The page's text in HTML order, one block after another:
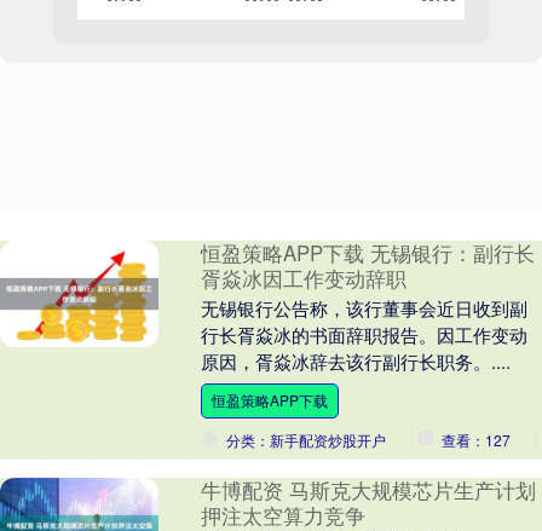
恒盈策略APP下载 无锡银行：副行长
胥焱冰因工作变动辞职
无锡银行公告称，该行董事会近日收到副
行长胥焱冰的书面辞职报告。因工作变动
原因，胥焱冰辞去该行副行长职务。....
恒盈策略APP下载
分类：新手配资炒股开户
查看：127
牛博配资 马斯克大规模芯片生产计划
押注太空算力竞争